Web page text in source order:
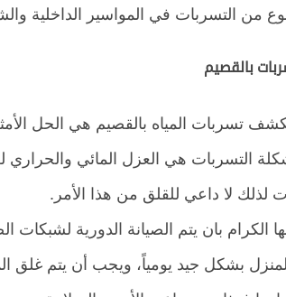
من التسربات في المواسير الداخلية
بالقصيم
تسربات المياه بالقصيم هي الحل
التسربات هي العزل المائي
لذلك لا داعي للقلق من هذا الأمر.
الكرام بان يتم الصيانة الدورية لشبكات
بشكل جيد يومياً، ويجب أن يتم غلق